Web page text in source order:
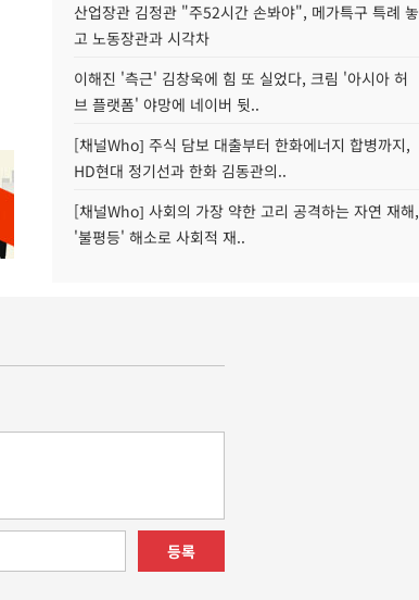
산업장관 김정관 "주52시간 손봐야", 메가특구 특례 놓
고 노동장관과 시각차
이해진 '측근' 김창욱에 힘 또 실었다, 크림 '아시아 허
브 플랫폼' 야망에 네이버 뒷..
[채널Who] 주식 담보 대출부터 한화에너지 합병까지,
HD현대 정기선과 한화 김동관의..
[채널Who] 사회의 가장 약한 고리 공격하는 자연 재해,
'불평등' 해소로 사회적 재..
등록